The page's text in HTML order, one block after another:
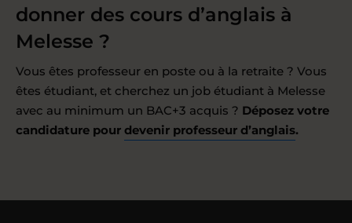
donner des cours d’anglais à
Melesse ?
Vous êtes professeur en poste ou à la retraite ? Vous
êtes étudiant, et cherchez un job étudiant à Melesse
avec au minimum un BAC+3 acquis ? Déposez votre
candidature pour devenir professeur d’anglais.